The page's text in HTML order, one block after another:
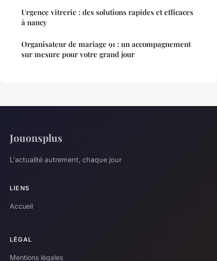
Urgence vitrerie : des solutions rapides et efficaces
à nancy
Organisateur de mariage 91 : un accompagnement
sur mesure pour votre grand jour
Jouonsplus
L'actualité autrement, chaque jour
LIENS
Accueil
LÉGAL
Mentions légales